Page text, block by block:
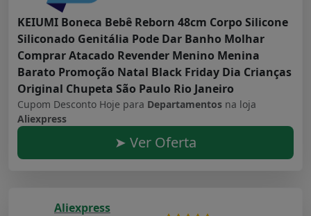
KEIUMI Boneca Bebê Reborn 48cm Corpo Silicone
Siliconado Genitália Pode Dar Banho Molhar
Comprar Atacado Revender Menino Menina
Barato Promoção Natal Black Friday Dia Crianças
Original Chupeta São Paulo Rio Janeiro
Cupom Desconto Hoje para Departamentos na loja
Aliexpress
➤ Ver Oferta
Aliexpress